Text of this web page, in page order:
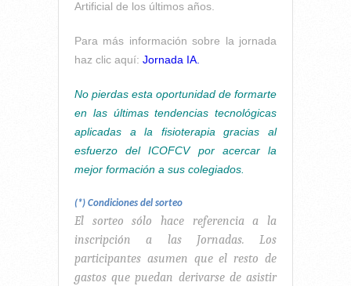
Artificial de los últimos años.
Para más información sobre la jornada
haz clic aquí: Jornada IA.
No pierdas esta oportunidad de formarte
en las últimas tendencias tecnológicas
aplicadas a la fisioterapia gracias al
esfuerzo del ICOFCV por acercar la
mejor formación a sus colegiados.
(*) Condiciones del sorteo
El sorteo sólo hace referencia a la
inscripción a las Jornadas. Los
participantes asumen que el resto de
gastos que puedan derivarse de asistir